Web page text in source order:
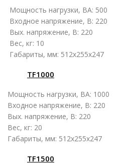
Мощность нагрузки, ВА: 500
Входное напряжение, В: 220
Вых. напряжение, В: 220
Вес, кг: 10
Габариты, мм: 512x255x247
TF1000
Мощность нагрузки, ВА: 1000
Входное напряжение, В: 220
Вых. напряжение, В: 220
Вес, кг: 20
Габариты, мм: 512x255x247
TF1500